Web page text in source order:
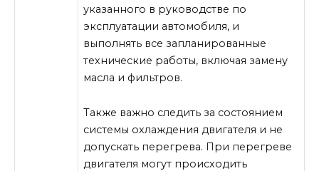
указанного в руководстве по
эксплуатации автомобиля, и
выполнять все запланированные
технические работы, включая замену
масла и фильтров.
Также важно следить за состоянием
системы охлаждения двигателя и не
допускать перегрева. При перегреве
двигателя могут происходить